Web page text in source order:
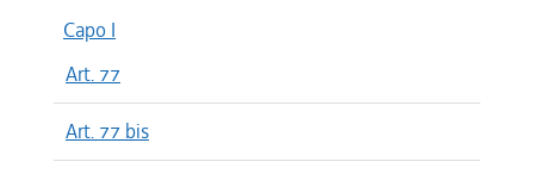
Capo I
Art. 77
Art. 77 bis